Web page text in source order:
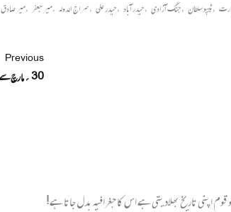
,ٹیپو سلطان ,جنگ آزادی ,حیدر آباد ,حیدر علی ,سراج الدولہ ,میر جعفر ,میر صادق
Previous
30؍مارچ سے 30؍اپریل تک۔۔۔
اپنی تاریخ بھلادیتی ہے اس کا جغرافیہ بدل جاتا ہے!